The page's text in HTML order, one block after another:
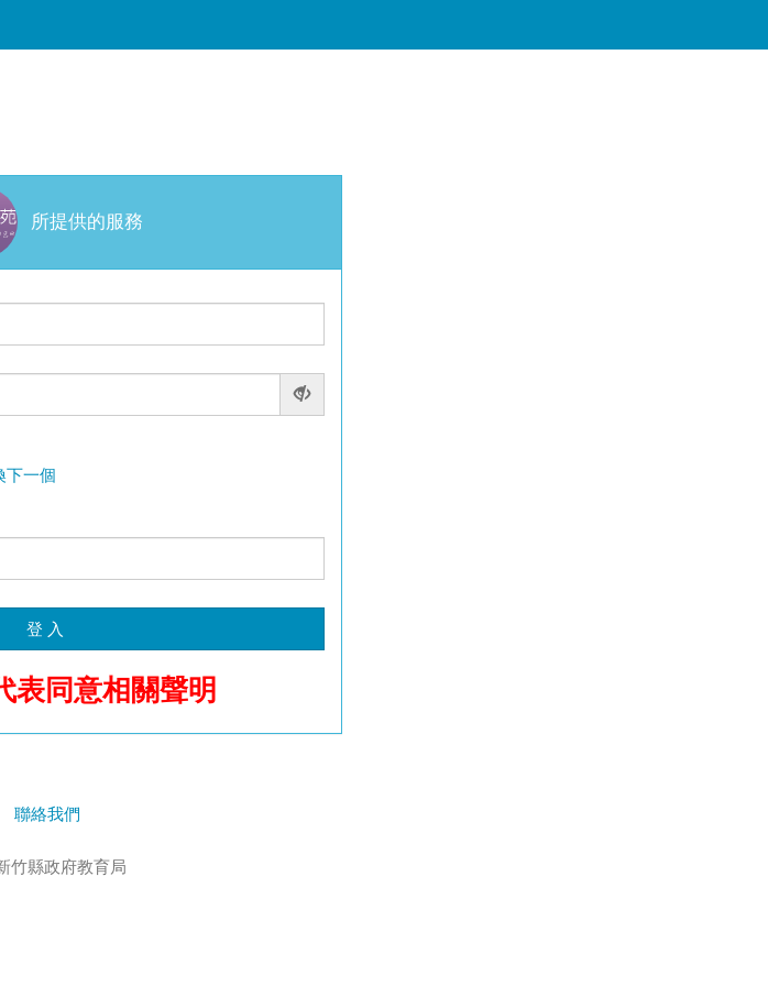
所提供的服務
下一個
登 入
表同意相關聲明
聯絡我們
竹縣政府教育局